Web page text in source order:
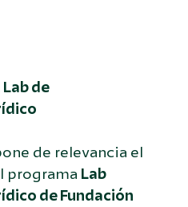
de
de relevancia el
programa Lab
de Fundación